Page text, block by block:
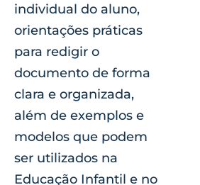
individual do aluno,
orientações práticas
para redigir o
documento de forma
clara e organizada,
além de exemplos e
modelos que podem
ser utilizados na
Educação Infantil e no